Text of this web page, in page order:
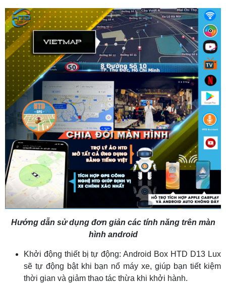
Hướng dẫn sử dụng đơn giản các tính năng trên màn
hình android
Khởi động thiết bị tự động: Android Box HTD D13 Lux
sẽ tự động bật khi bạn nổ máy xe, giúp bạn tiết kiệm
thời gian và giảm thao tác thừa khi khởi hành.